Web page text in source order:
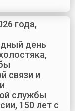
года,
день
связи и
службы
150 лет с